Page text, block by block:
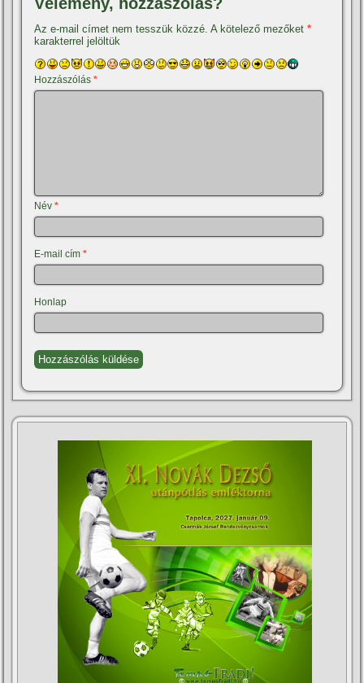
Az e-mail címet nem tesszük közzé. A kötelező mezőket*
karakterrel jelöltük
Hozzászólás*
Név*
E-mail cím*
Honlap